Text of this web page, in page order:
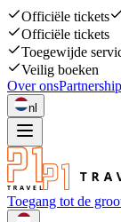
Officiële tickets
Officiële tickets
Toegewijde
Veilig boeken
Over ons
nl
Toegang tot de